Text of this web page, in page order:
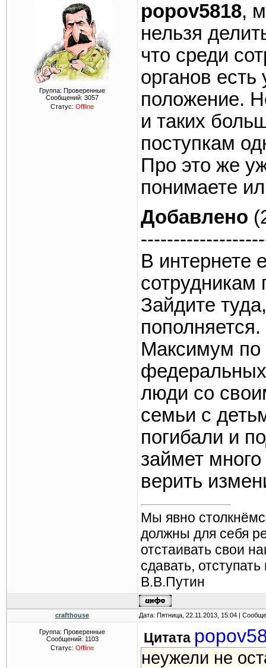
Группа: Проверенные
Сообщений: 3057
Статус: Offline
popov5818,
нельзя
что среди
органов
положение.
и таких
поступкам
Про это же
понимаете
Добавлено
В интернете
сотрудникам
Зайдите
Максимум по
люди со
семьи с
погибали и
займет
верить
Мы явно
должны для себя
отстаивать свои
сдавать,
В.В.Путин
crafthouse Дата: Пятница, 22.11.2013, 15:04 |
Группа: Проверенные
Сообщений: 1103
Статус: Offline
Цитата
неужели не